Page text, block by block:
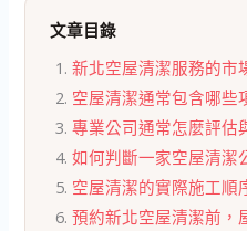
文章目錄
新北空屋清潔服務的市
空屋清潔通常包含哪些
專業公司通常怎麼評估
如何判斷一家空屋清潔
空屋清潔的實際施工順
預約新北空屋清潔前，